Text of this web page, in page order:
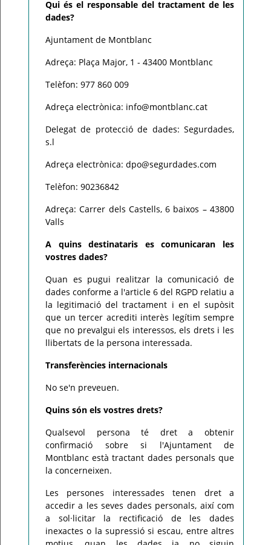
Qui és el responsable del tractament de les
dades?
Ajuntament de Montblanc
Adreça: Plaça Major, 1 - 43400 Montblanc
Telèfon: 977 860 009
Adreça electrònica: info@montblanc.cat
Delegat de protecció de dades: Segurdades,
s.l
Adreça electrònica: dpo@segurdades.com
Telèfon: 90236842
Adreça: Carrer dels Castells, 6 baixos – 43800
Valls
A quins destinataris es comunicaran les
vostres dades?
Quan es pugui realitzar la comunicació de
dades conforme a l'article 6 del RGPD relatiu a
la legitimació del tractament i en el supòsit
que un tercer acrediti interès legítim sempre
que no prevalgui els interessos, els drets i les
llibertats de la persona interessada.
Transferències internacionals
No se'n preveuen.
Quins són els vostres drets?
Qualsevol persona té dret a obtenir
confirmació sobre si l'Ajuntament de
Montblanc està tractant dades personals que
la concerneixen.
Les persones interessades tenen dret a
accedir a les seves dades personals, així com
a sol·licitar la rectificació de les dades
inexactes o la supressió si escau, entre altres